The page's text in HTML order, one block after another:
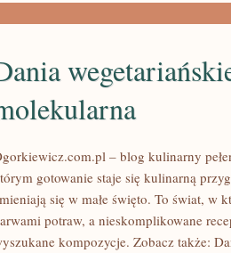
– blog kulinarny
gotowanie staje się kulinarną
się w małe święto. To świat, w
potraw, a nieskomplikowane
kompozycje. Zobacz także: